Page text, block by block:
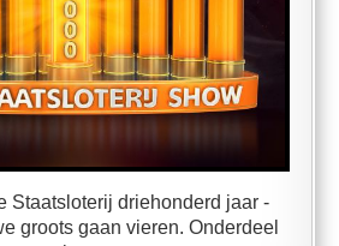
Staatsloterij driehonderd jaar -
groots gaan vieren. Onderdeel